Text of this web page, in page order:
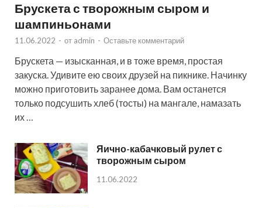
Брускета с творожным сыром и
шампиньонами
11.06.2022 - от admin - Оставьте комментарий
Брускета — изысканная, и в тоже время, простая
закуска. Удивите ею своих друзей на пикнике. Начинку
можно приготовить заранее дома. Вам останется
только подсушить хлеб (тосты) на мангале, намазать
их …
Яично-кабачковый рулет с
творожным сыром
11.06.2022